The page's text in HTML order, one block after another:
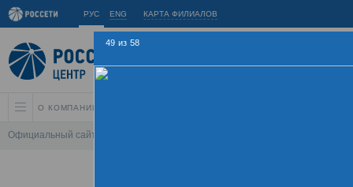
РУС ENG КАРТА ФИЛИАЛОВ
О КОМПАНИИ
Официальный сайт
49 из 58